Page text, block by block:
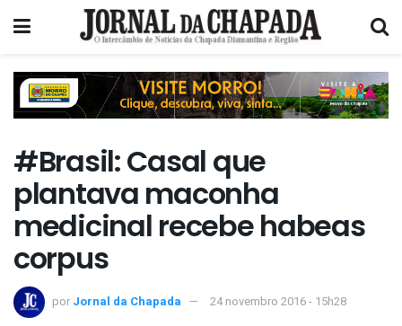
#Brasil: Casal que
plantava maconha
medicinal recebe habeas
corpus
por Jornal da Chapada 24 novembro 2016 - 15h28